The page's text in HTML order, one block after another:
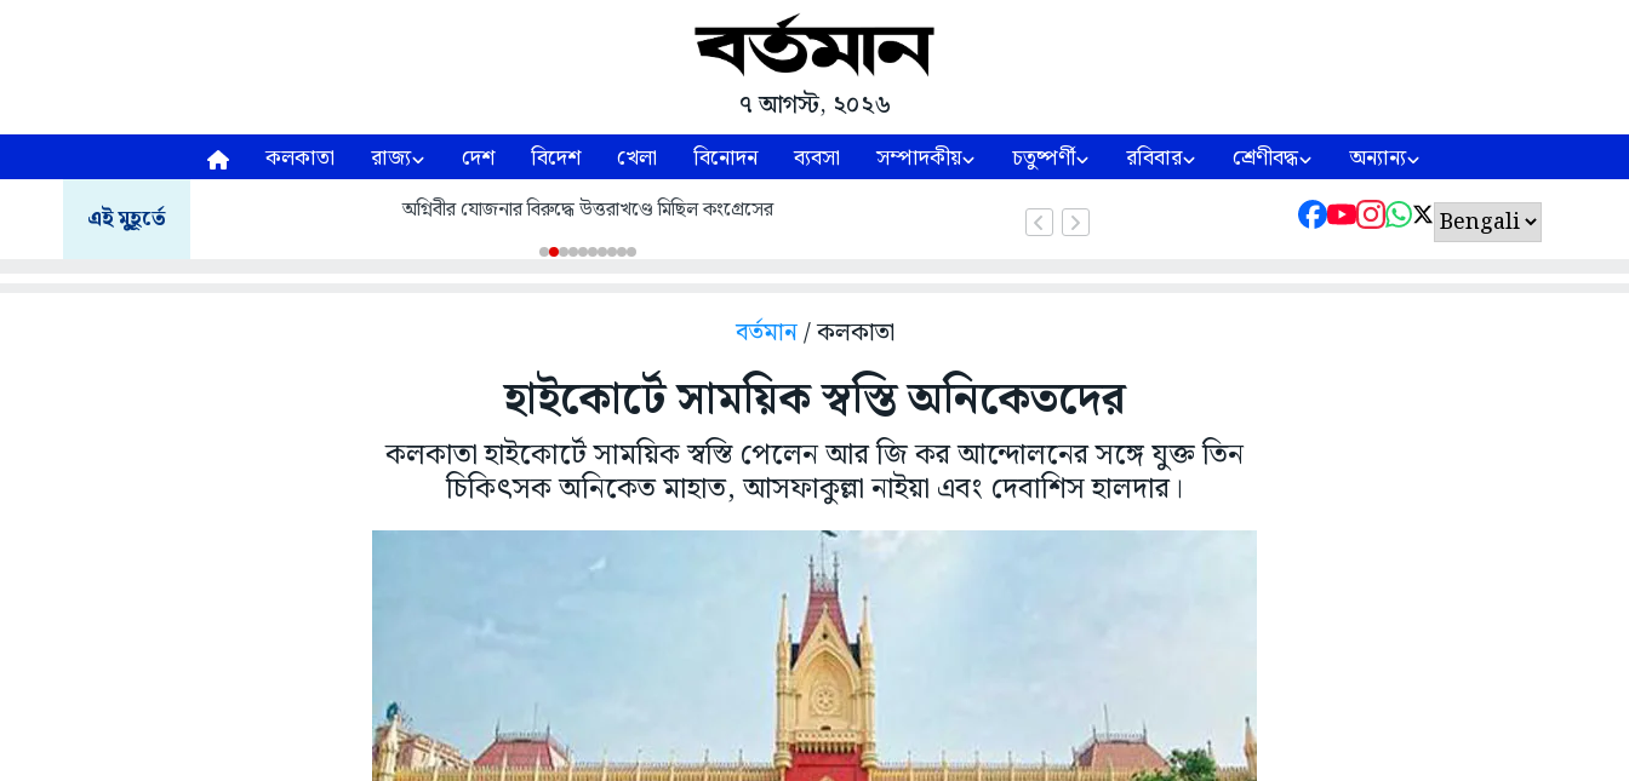
৭ আগস্ট, ২০২৬
কলকাতা রাজ্য দেশ বিদেশ খেলা বিনোদন ব্যবসা সম্পাদকীয় চতুষ্পর্ণী রবিবার শ্রেণীবদ্ধ অন্যান্য
এই মুহূর্তে অগ্নিবীর যোজনার বিরুদ্ধে উত্তরাখণ্ডে মিছিল কংগ্রেসের
বর্তমান/ কলকাতা
হাইকোর্টে সাময়িক স্বস্তি অনিকেতদের
কলকাতা হাইকোর্টে সাময়িক স্বস্তি পেলেন আর জি কর আন্দোলনের সঙ্গে যুক্ত তিন
চিকিৎসক অনিকেত মাহাত, আসফাকুল্লা নাইয়া এবং দেবাশিস হালদার।